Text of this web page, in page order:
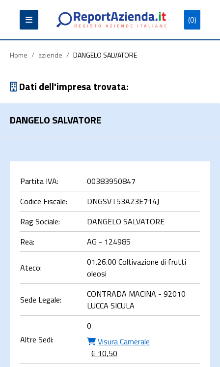
(0)
Partita
Iva
Codice
Fiscale
Ragione
Sociale
Cerca
Home / aziende / DANGELO SALVATORE
Dati dell'impresa trovata:
DANGELO SALVATORE
Partita IVA:
00383950847
Codice Fiscale:
DNGSVT53A23E714J
Rag Sociale:
DANGELO SALVATORE
Rea:
AG - 124985
Ateco:
01.26.00 Coltivazione di frutti
oleosi
Sede Legale:
CONTRADA MACINA - 92010
LUCCA SICULA
Altre Sedi:
0
Visura Camerale
€ 10,50